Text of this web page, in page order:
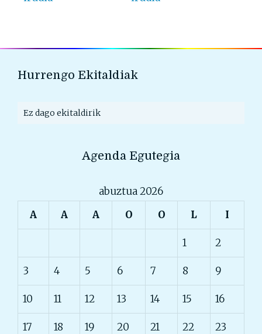
Hurrengo Ekitaldiak
Ez dago ekitaldirik
Agenda Egutegia
abuztua 2026
A
A A O O L I
1 2
3 4 5 6 7 8 9
10 11 12 13 14 15 16
17 18 19 20 21 22 23